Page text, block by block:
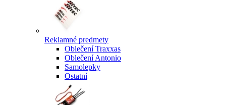
Reklamné predmety
Oblečení Traxxas
Oblečení Antonio
Samolepky
Ostatní